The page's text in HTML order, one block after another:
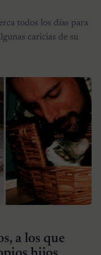
todos los días para
caricias de su
a los que